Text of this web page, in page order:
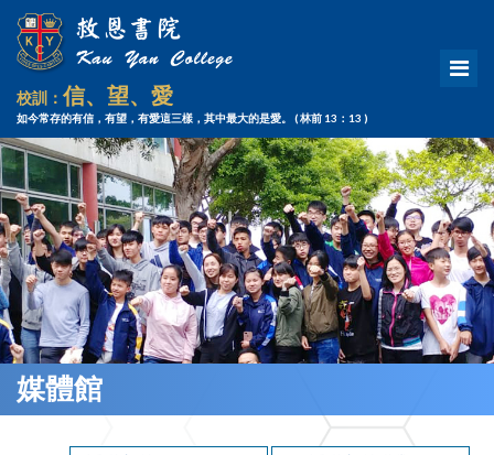
校訓：信、望、愛
如今常存的有信，有望，有愛這三樣，其中最大的是愛。 ( 林前 13：13 )
媒體館